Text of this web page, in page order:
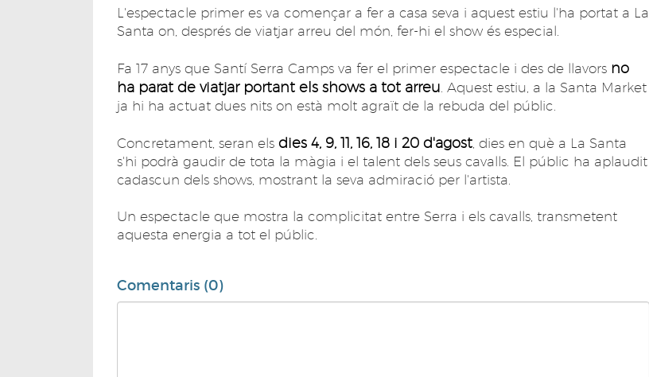
L'espectacle primer es va començar a fer a casa seva i aquest estiu l'ha portat a La
Santa on, després de viatjar arreu del món, fer-hi el show és especial.
Fa 17 anys que Santí Serra Camps va fer el primer espectacle i des de llavors no
ha parat de viatjar portant els shows a tot arreu . Aquest estiu, a la Santa Market
ja hi ha actuat dues nits on està molt agraït de la rebuda del públic.
Concretament, seran els dies 4, 9, 11, 16, 18 i 20 d'agost , dies en què a La Santa
s'hi podrà gaudir de tota la màgia i el talent dels seus cavalls. El públic ha aplaudit
cadascun dels shows, mostrant la seva admiració per l'artista.
Un espectacle que mostra la complicitat entre Serra i els cavalls, transmetent
aquesta energia a tot el públic.
Comentaris (0)